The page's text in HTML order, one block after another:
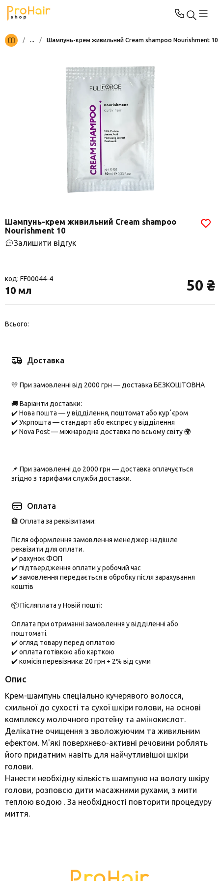
/ ... / Шампунь-крем живильний Cream shampoo Nourishment 10
Шампунь-крем живильний Cream shampoo
Nourishment 10
Залишити відгук
код: FF00044-4
10 мл 50 ₴
Всього:
Доставка
💛 При замовленні від 2000 грн — доставка БЕЗКОШТОВНА
🚚 Варіанти доставки:
✔️Нова пошта — у відділення, поштомат або курʼєром
✔️Укрпошта — стандарт або експрес у відділення
✔️Nova Post— міжнародна доставка по всьому світу 🌍
📌 При замовленні до 2000 грн — доставка оплачується
згідно з тарифами служби доставки.
Оплата
🏦 Оплата за реквізитами:
Після оформлення замовлення менеджер надішле
реквізити для оплати.
✔️ рахунок ФОП
✔️ підтвердження оплати у робочий час
✔️ замовлення передається в обробку після зарахування
коштів
📦 Післяплата у Новій пошті:
Оплата при отриманні замовлення у відділенні або
поштоматі.
✔️ огляд товару перед оплатою
✔️ оплата готівкою або карткою
✔️ комісія перевізника: 20 грн + 2% від суми
Опис
Крем-шампунь спеціально кучерявого волосся,
схильної до сухості та сухої шкіри голови, на основі
комплексу молочного протеїну та амінокислот.
Делікатне очищення з зволожуючим та живильним
ефектом. М'які поверхнево-активні речовини роблять
його придатним навіть для найчутливішої шкіри
голови.
Нанести необхідну кількість шампуню на вологу шкіру
голови, розповсю дити масажними рухами, з мити
теплою водою . За необхідності повторити процедуру
миття.